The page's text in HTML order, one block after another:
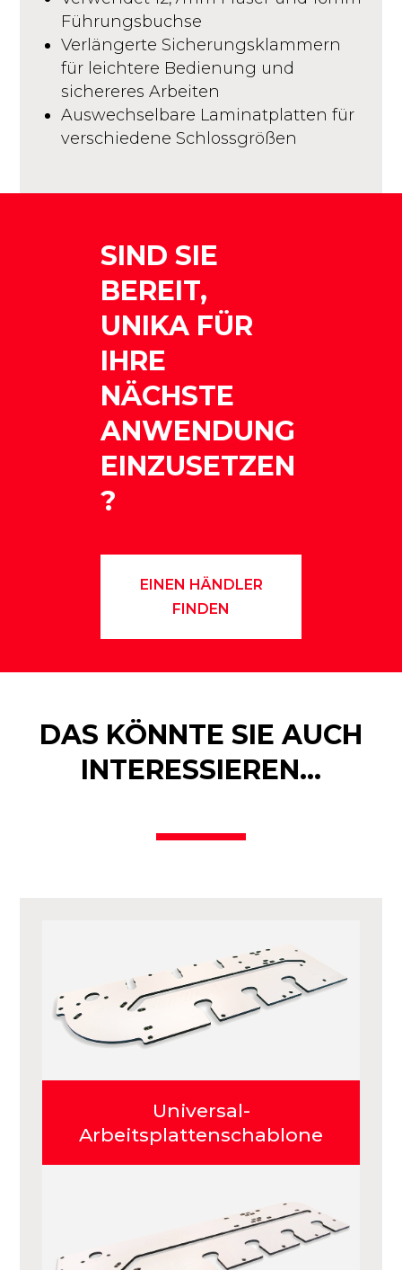
Führungsbuchse
Verlängerte Sicherungsklammern
für leichtere Bedienung und
sichereres Arbeiten
Auswechselbare Laminatplatten für
verschiedene Schlossgrößen
SIND SIE
BEREIT,
UNIKA FÜR
IHRE
NÄCHSTE
ANWENDUNG
EINZUSETZEN
?
EINEN HÄNDLER
FINDEN
DAS KÖNNTE SIE AUCH
INTERESSIEREN…
Universal-
Arbeitsplattenschablone